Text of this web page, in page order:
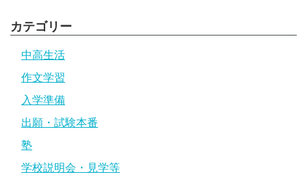
カテゴリー
中高生活
作文学習
入学準備
出願・試験本番
塾
学校説明会・見学等